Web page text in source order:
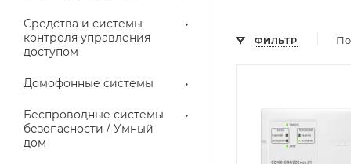
указатели (табло)
Средства и системы
контроля управления
доступом
Домофонные системы
Беспроводные системы
безопасности / Умный
дом
ФИЛЬТР